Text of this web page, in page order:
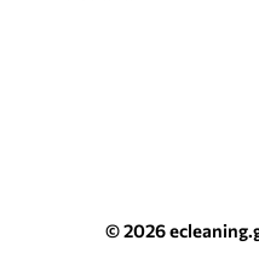
© 2026